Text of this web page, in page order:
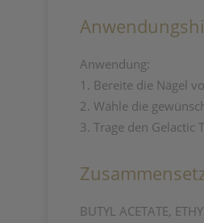
Anwendung:
1. Bereite die Nägel
2. Wähle die
3. Trage den Gelactic
BUTYL ACETATE,